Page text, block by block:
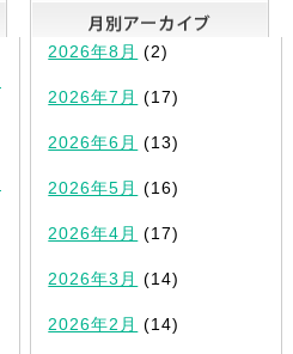
新着写真
2026年8月 (2)
2026年7月 (17)
2026年6月 (13)
2026年5月 (16)
2026年4月 (17)
2026年3月 (14)
2026年2月 (14)